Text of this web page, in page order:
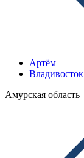
Артём
Владивосток
Амурская область